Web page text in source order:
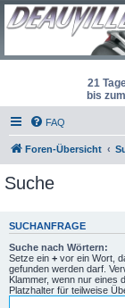
21
bis
FAQ
Foren-Übersicht
Suche
SUCHANFRAGE
Suche nach Wörtern:
Setze ein + vor ein Wort,
gefunden werden darf.
Klammer, wenn nur eines
Platzhalter für teilweise